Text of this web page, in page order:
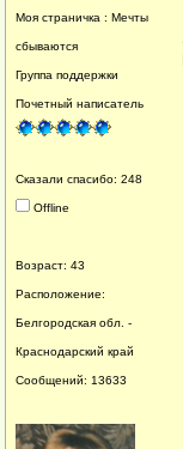
Моя страничка : Мечты
сбываются
Группа поддержки
Почетный написатель
Сказали спасибо: 248
Offline
Возраст: 43
Расположение:
Белгородская обл. -
Краснодарский край
Сообщений: 13633